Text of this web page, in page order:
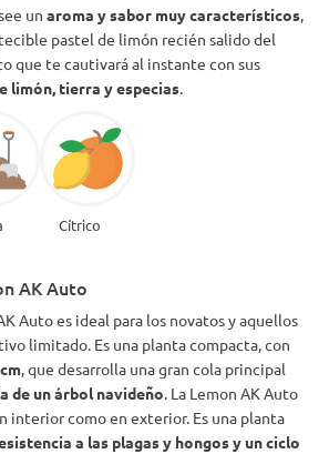
un aroma y sabor muy característicos
pastel de limón recién salido del
que te cautivará al instante con sus
limón, tierra y especias
Cítrico
AK Auto
Auto es ideal para los novatos y aquellos
limitado. Es una planta compacta, con
, que desarrolla una gran cola principal
de un árbol navideño . La Lemon AK Auto
interior como en exterior. Es una planta
a las plagas y hongos y un ciclo